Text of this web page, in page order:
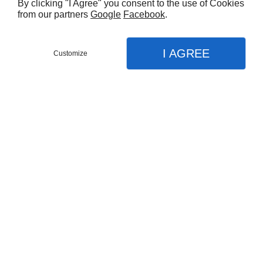
By clicking "I Agree" you consent to the use of Cookies
from our partners Google Facebook.
Customize I AGREE